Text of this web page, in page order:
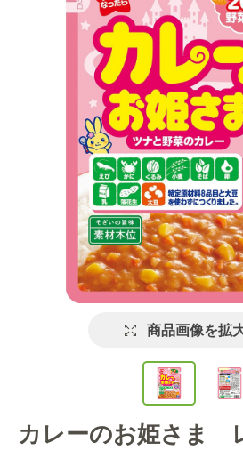
商品画像を拡
カレーのお姫さま